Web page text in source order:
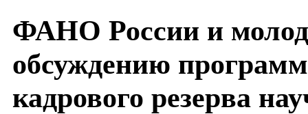
ФАНО России и
обсуждению
кадрового резерва